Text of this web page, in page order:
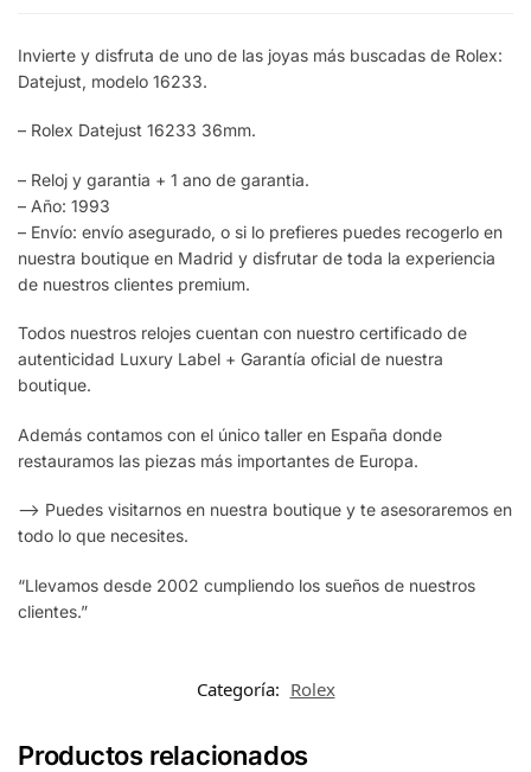
Invierte y disfruta de uno de las joyas más buscadas de Rolex:
Datejust, modelo 16233.
– Rolex Datejust 16233 36mm.
– Reloj y garantia + 1 ano de garantia.
– Año: 1993
– Envío: envío asegurado, o si lo prefieres puedes recogerlo en
nuestra boutique en Madrid y disfrutar de toda la experiencia
de nuestros clientes premium.
Todos nuestros relojes cuentan con nuestro certificado de
autenticidad Luxury Label + Garantía oficial de nuestra
boutique.
Además contamos con el único taller en España donde
restauramos las piezas más importantes de Europa.
—> Puedes visitarnos en nuestra boutique y te asesoraremos en
todo lo que necesites.
“Llevamos desde 2002 cumpliendo los sueños de nuestros
clientes.”
Categoría: Rolex
Productos relacionados